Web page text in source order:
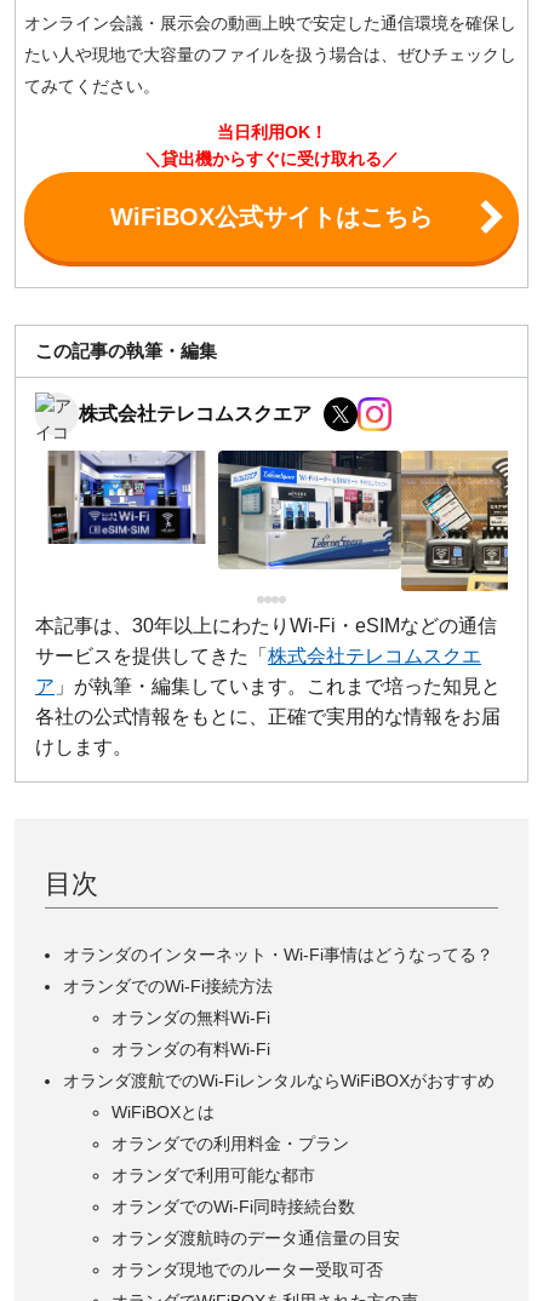
オンライン会議・展示会の動画上映で安定した通信環境を確保し
たい人や現地で大容量のファイルを扱う場合は、ぜひチェックし
てみてください。
当日利用OK！
＼貸出機からすぐに受け取れる／
WiFiBOX公式サイトはこちら
この記事の執筆・編集
株式会社テレコムスクエア
本記事は、30年以上にわたりWi-Fi・eSIMなどの通信
サービスを提供してきた「 株式会社テレコムスクエ
ア 」が執筆・編集しています。これまで培った知見と
各社の公式情報をもとに、正確で実用的な情報をお届
けします。
目次
オランダのインターネット・Wi-Fi事情はどうなってる？
オランダでのWi-Fi接続方法
オランダの無料Wi-Fi
オランダの有料Wi-Fi
オランダ渡航でのWi-FiレンタルならWiFiBOXがおすすめ
WiFiBOXとは
オランダでの利用料金・プラン
オランダで利用可能な都市
オランダでのWi-Fi同時接続台数
オランダ渡航時のデータ通信量の目安
オランダ現地でのルーター受取可否